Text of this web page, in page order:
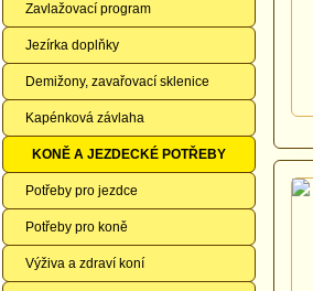
Zavlažovací program
Jezírka doplňky
Demižony, zavařovací sklenice
Kapénková závlaha
KONĚ A JEZDECKÉ POTŘEBY
Potřeby pro jezdce
Potřeby pro koně
Výživa a zdraví koní